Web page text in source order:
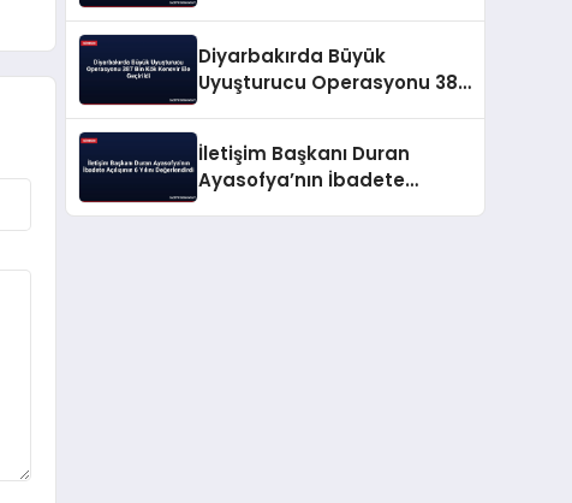
Diyarbakırda Büyük
Uyuşturucu Operasyonu 387
İletişim Başkanı Duran
Ayasofya’nın İbadete